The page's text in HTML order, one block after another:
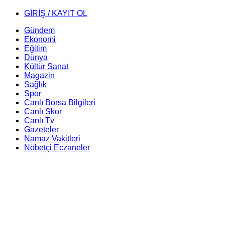
GİRİŞ / KAYIT OL
Gündem
Ekonomi
Eğitim
Dünya
Kültür Sanat
Magazin
Sağlık
Spor
Canlı Borsa Bilgileri
Canlı Skor
Canlı Tv
Gazeteler
Namaz Vakitleri
Nöbetçi Eczaneler